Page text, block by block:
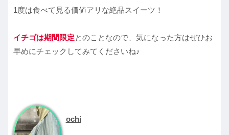
1度は食べて見る価値アリな絶品スイーツ！
イチゴは期間限定とのことなので、気になった方はぜひお
早めにチェックしてみてくださいね♪
ochi